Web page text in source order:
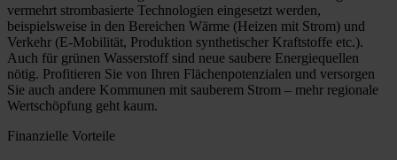
vermehrt strombasierte Technologien eingesetzt werden,
beispielsweise in den Bereichen Wärme (Heizen mit Strom) und
Verkehr (E-Mobilität, Produktion synthetischer Kraftstoffe etc.).
Auch für grünen Wasserstoff sind neue saubere Energiequellen
nötig. Profitieren Sie von Ihren Flächenpotenzialen und versorgen
Sie auch andere Kommunen mit sauberem Strom – mehr regionale
Wertschöpfung geht kaum.
Finanzielle Vorteile